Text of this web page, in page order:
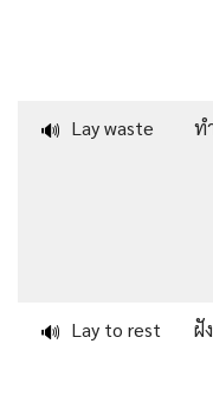
🔊 Lay waste ท
🔊 Lay to rest ฝั